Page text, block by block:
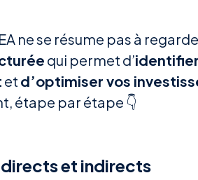
ne se résume pas à
qui permet d’
et d’optimiser vos
étape par étape 👇
et indirects